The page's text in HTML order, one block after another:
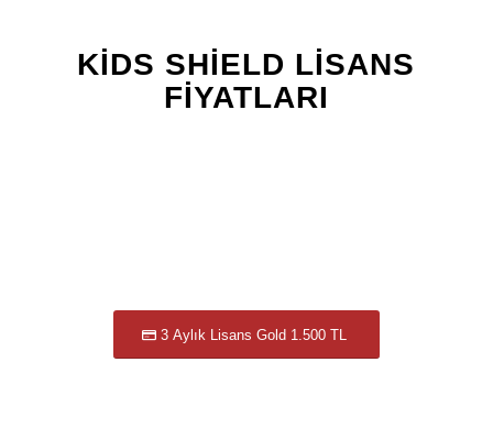
KIDS SHIELD LISANS
FIYATLARI
3 Aylık Lisans Gold 1.500 TL